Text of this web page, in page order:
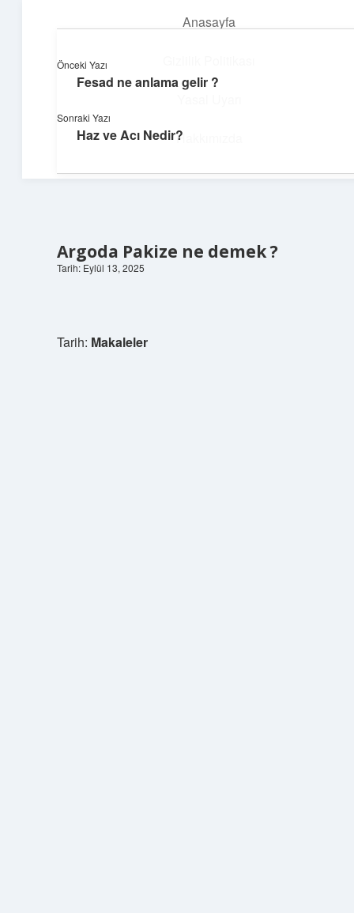
Anasayfa
Hakkımızda
Teknoloji ve Aşk
Dijital dünyada keyifli bir macera!
Argoda Pakize ne demek ?
Tarih: Eylül 13, 2025
Tarih: Makaleler
Önceki Yazı
Fesad ne anlama gelir ?
Sonraki Yazı
Haz ve Acı Nedir?